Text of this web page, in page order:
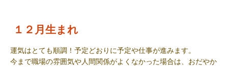
１２月生まれ
運気はとても順調！予定どおりに予定や仕事が進みます。
今まで職場の雰囲気や人間関係がよくなかった場合は、おだやか